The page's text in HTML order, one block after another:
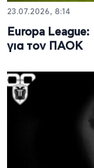
23.07.2026, 8:14
Europa League:
για τον ΠΑΟΚ